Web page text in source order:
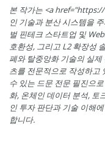
본 작가는 <a
인 기술과 분산 시스템을
벌 핀테크 스타트업 및
호환성, 그리고 L2 확장성
폐와 탈중앙화 기술의 실
츠를 전문적으로 작성하고
수 있는 드문 전문 필진으
화, 온체인 데이터 분석, 토
인 투자 판단과 기술 이해
합니다.